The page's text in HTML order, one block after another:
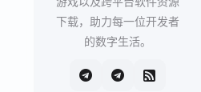
下载，助力每一位开发者
的数字生活。